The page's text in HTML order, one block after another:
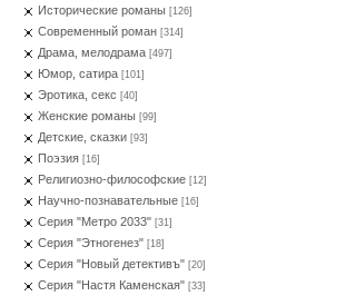
Исторические романы [126]
Современный роман [314]
Драма, мелодрама [497]
Юмор, сатира [101]
Эротика, секс [40]
Женские романы [99]
Детские, сказки [93]
Поэзия [16]
Религиозно-философские [12]
Научно-познавательные [16]
Серия "Метро 2033" [31]
Серия "Этногенез" [18]
Серия "Новый детективъ" [20]
Серия "Настя Каменская" [33]